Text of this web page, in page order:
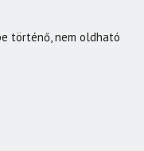
történő, nem oldható